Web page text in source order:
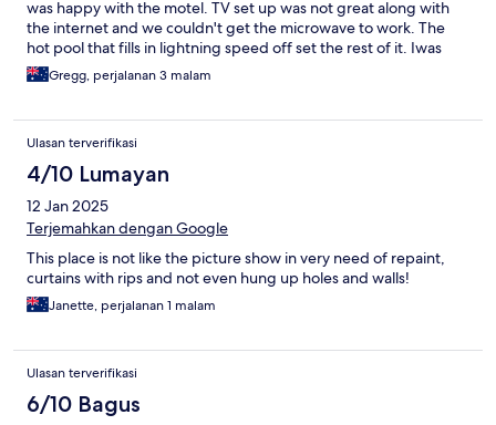
was happy with the motel. TV set up was not great along with
the internet and we couldn't get the microwave to work. The
hot pool that fills in lightning speed off set the rest of it. Iwas
very satisfied for the value for money. I think some of the other
reviesw were a bit harsh for what you pay.
Gregg, perjalanan 3 malam
Ulasan terverifikasi
4/10 Lumayan
12 Jan 2025
Terjemahkan dengan Google
This place is not like the picture show in very need of repaint,
curtains with rips and not even hung up holes and walls!
Janette, perjalanan 1 malam
Ulasan terverifikasi
6/10 Bagus